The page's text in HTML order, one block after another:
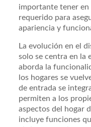
importante tener
requerido para
apariencia y
La evolución en el
solo se centra en la
aborda la
los hogares se
de entrada se
permiten a los
aspectos del hogar
incluye funciones